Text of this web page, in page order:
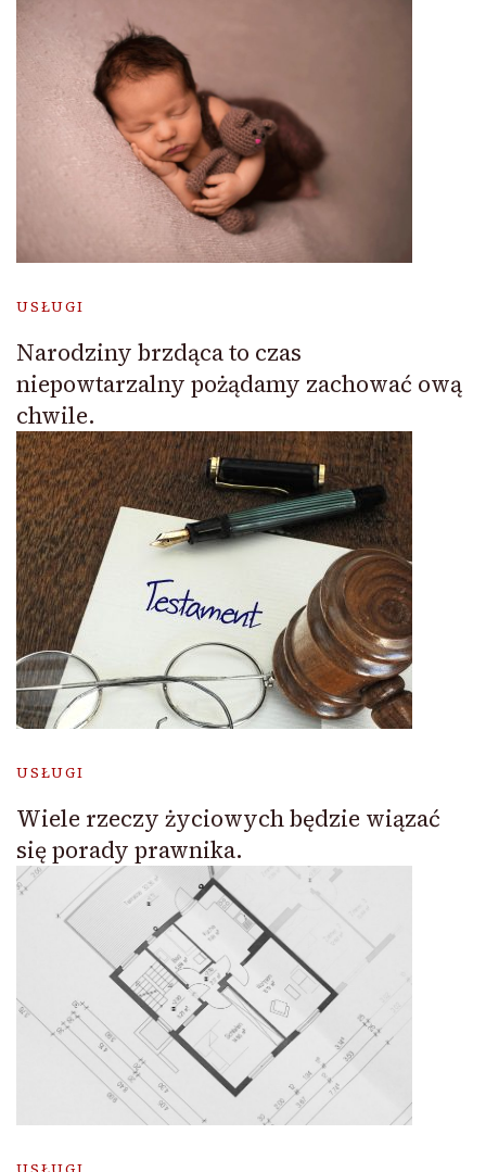
USŁUGI
Narodziny brzdąca to czas
niepowtarzalny pożądamy zachować ową
chwile.
USŁUGI
Wiele rzeczy życiowych będzie wiązać
się porady prawnika.